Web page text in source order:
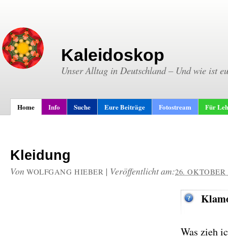
Kaleidoskop
Unser Alltag in Deutschland – Und wie ist
Home Info Suche Eure Beiträge Fotostream Für
Kleidung
Von WOLFGANG HIEBER | Veröffentlicht am:26. OKTOBER
Was zieh